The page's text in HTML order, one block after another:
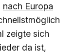
nach Europa
zeigte sich
da ist,